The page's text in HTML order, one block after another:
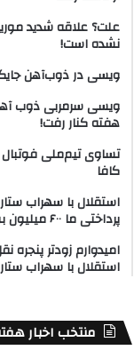
علت؟ علاقه شدید
نشده است!
ویسی در ذوب‌آهن
هفته کنار رفت!
تساوی تیم‌ملی فوتبال
کافا
استقلال با سهراب
پرداختی ما ۶۰۰ میلیون بود
امیدوارم زودتر پنجره
استقلال با سهراب
منتخب اخبار